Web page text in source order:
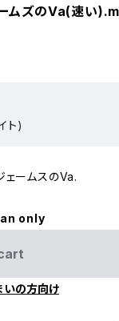
ームズのVa(速い
ト)
ェームスのVa.
only
いの方向け